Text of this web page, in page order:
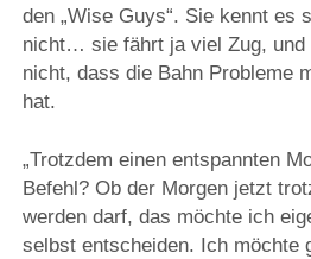
den „Wise Guys“. Sie kennt es
nicht… sie fährt ja viel Zug, und
nicht, dass die Bahn Probleme
hat.
„Trotzdem einen entspannten
Befehl? Ob der Morgen jetzt
werden darf, das möchte ich
selbst entscheiden. Ich möchte